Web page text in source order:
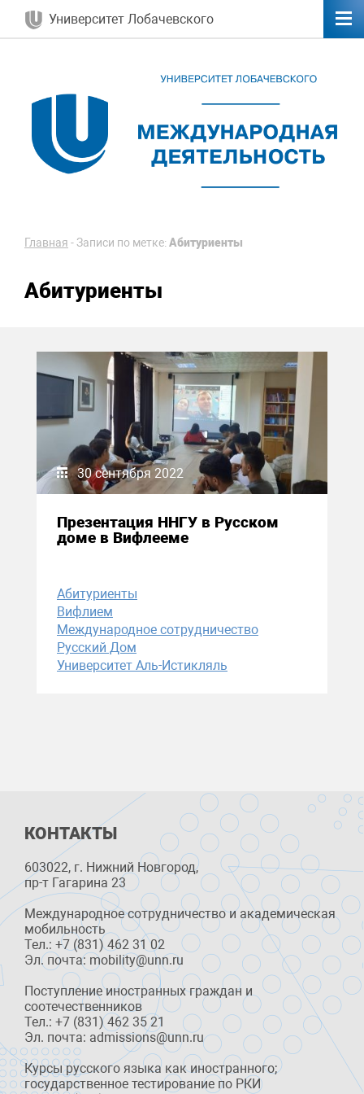
Университет Лобачевского
Главная -Записи по метке: Абитуриенты
Абитуриенты
30 сентября 2022
Презентация ННГУ в Русском
доме в Вифлееме
Абитуриенты
Вифлием
Международное сотрудничество
Русский Дом
Университет Аль-Истикляль
КОНТАКТЫ
603022, г. Нижний Новгород,
пр-т Гагарина 23
Международное сотрудничество и академическая
мобильность
Тел.: +7 (831) 462 31 02
Эл. почта: mobility@unn.ru
Поступление иностранных граждан и
соотечественников
Тел.: +7 (831) 462 35 21
Эл. почта: admissions@unn.ru
Курсы русского языка как иностранного;
государственное тестирование по РКИ